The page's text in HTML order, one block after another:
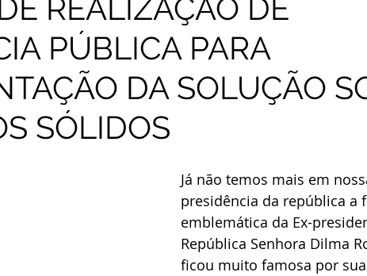
REALIZAÇÃO DE
PÚBLICA PARA
DA SOLUÇÃO
SÓLIDOS
Já não temos mais em
presidência da república a
emblemática da Ex-
República Senhora Dilma
ficou muito famosa por